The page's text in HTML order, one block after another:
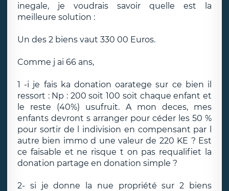
inegale, je voudrais savoir quelle est la
meilleure solution :
Un des 2 biens vaut 330 00 Euros.
Comme j ai 66 ans,
1 -i je fais ka donation oaratege sur ce bien il
ressort : Np : 200 soit 100 soit chaque enfant et
le reste (40%) usufruit. A mon deces, mes
enfants devront s arranger pour céder les 50 %
pour sortir de l indivision en compensant par l
autre bien immo d une valeur de 220 KE ? Est
ce faisable et ne risque t on pas requalifiet la
donation partage en donation simple ?
2- si je donne la nue propriété sur 2 biens